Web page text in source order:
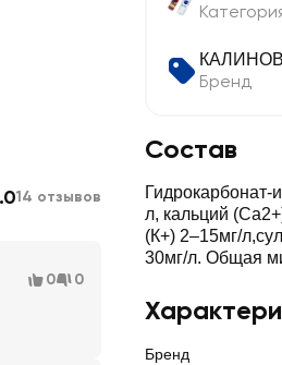
Бренд
Состав
л, кальций
(К+) 2–15мг/
30мг/л. Общая
Бренд
14 отзывов
0 0